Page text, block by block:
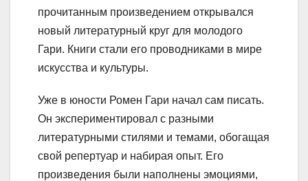
прочитанным произведением открывался
новый литературный круг для молодого
Гари. Книги стали его проводниками в мире
искусства и культуры.
Уже в юности Ромен Гари начал сам писать.
Он экспериментировал с разными
литературными стилями и темами, обогащая
свой репертуар и набирая опыт. Его
произведения были наполнены эмоциями,